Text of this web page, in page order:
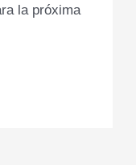
la próxima